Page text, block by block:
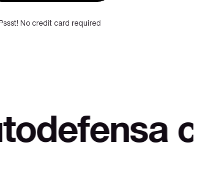
Pssst! No credit card required